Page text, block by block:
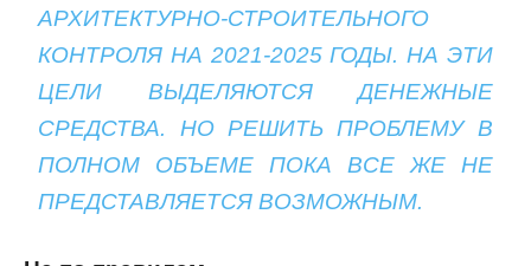
АРХИТЕКТУРНО-СТРОИТЕЛЬНОГО
КОНТРОЛЯ НА 2021-2025 ГОДЫ. НА ЭТИ
ЦЕЛИ ВЫДЕЛЯЮТСЯ ДЕНЕЖНЫЕ
СРЕДСТВА. НО РЕШИТЬ ПРОБЛЕМУ В
ПОЛНОМ ОБЪЕМЕ ПОКА ВСЕ ЖЕ НЕ
ПРЕДСТАВЛЯЕТСЯ ВОЗМОЖНЫМ.